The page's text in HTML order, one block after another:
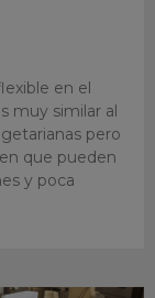
en el
muy similar al
pero
que pueden
y poca